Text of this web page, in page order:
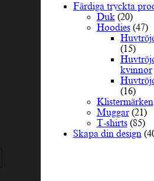
Färdiga tryckta
Duk (20)
Hoodies (47)
(15)
kvinnor
(16)
Klistermärken
Muggar (21)
T-shirts (85)
Skapa din design